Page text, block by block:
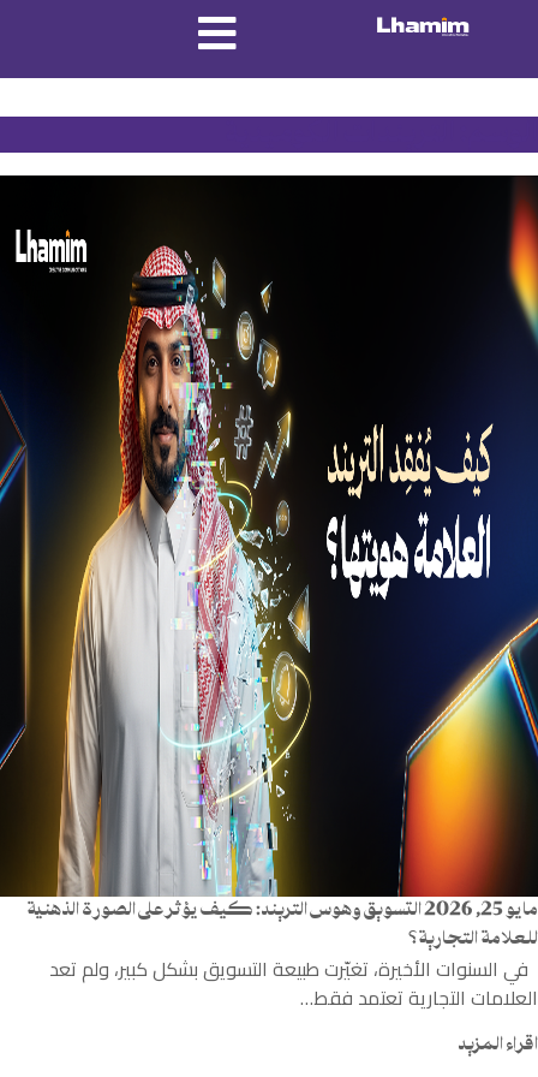
مايو 25, 2026
التسويق وهوس التريند: كيف يؤثر على الصورة الذهنية
للعلامة التجارية؟
في السنوات الأخيرة، تغيّرت طبيعة التسويق بشكل كبير، ولم تعد
العلامات التجارية تعتمد فقط…
اقراء المزيد